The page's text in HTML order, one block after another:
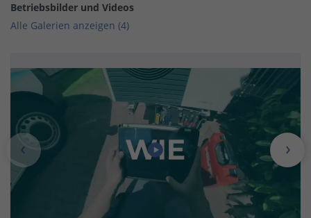
Betriebsbilder und Videos
Alle Galerien anzeigen (4)